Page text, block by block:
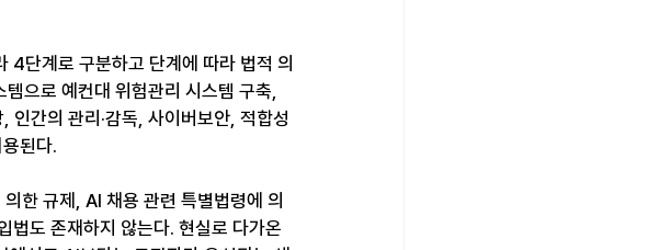
단계로 구분하고 단계에 따라 법적 의
으로 예컨대 위험관리 시스템 구축,
인간의 관리·감독, 사이버보안, 적합성
된다.
한 규제, AI 채용 관련 특별법령에 의
법도 존재하지 않는다. 현실로 다가온